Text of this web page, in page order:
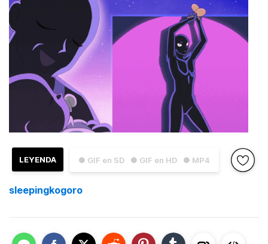
● GIF en SD ● GIF en HD ● MP4
LEYENDA
sleepingkogoro